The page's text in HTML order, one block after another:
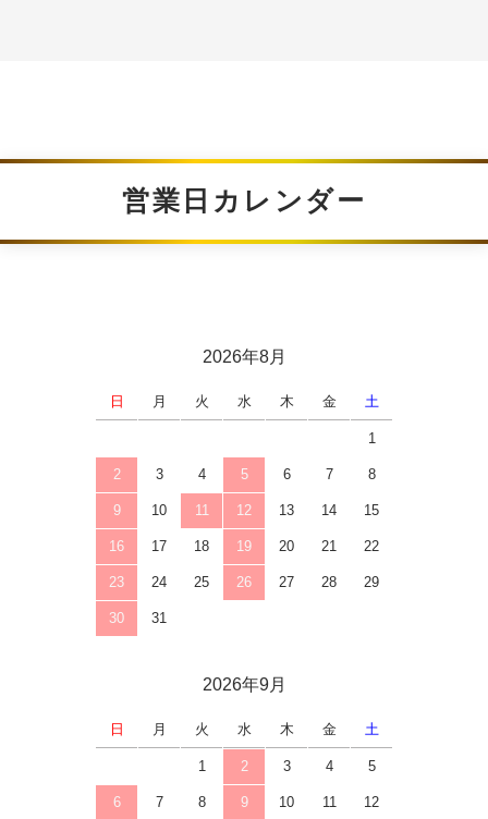
営業日カレンダー
2026年8月
日 月 火 水 木 金 土
1
2 3 4 5 6 7 8
9 10 11 12 13 14 15
16 17 18 19 20 21 22
23 24 25 26 27 28 29
30 31
2026年9月
日 月 火 水 木 金 土
1 2 3 4 5
6 7 8 9 10 11 12